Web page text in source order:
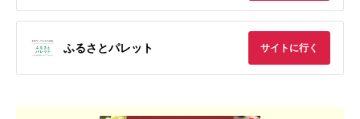
ふるさとパレット サイトに行く